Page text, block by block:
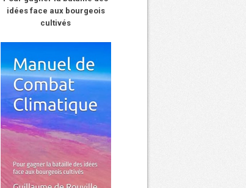
idées face aux bourgeois
cultivés